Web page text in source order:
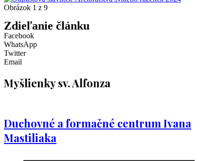
Obrázok 1 z 9
Zdieľanie článku
Facebook
WhatsApp
Twitter
Email
Myšlienky sv. Alfonza
Duchovné a formačné centrum Ivana
Mastiliaka